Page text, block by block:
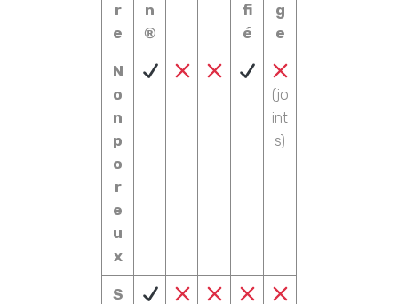
r
e
n
®
fi
é
g
e
N
o
n
p
o
r
e
u
x
(jo
int
s)
S